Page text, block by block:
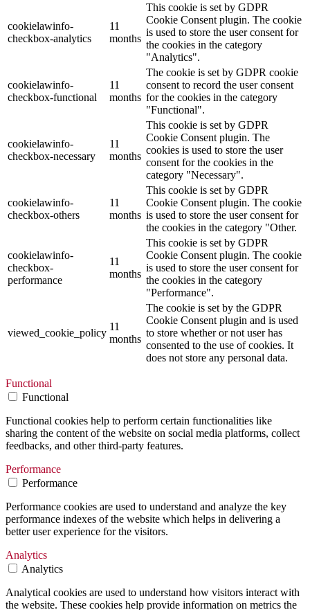
cookielawinfo-
checkbox-analytics
11
months
This cookie is set by GDPR
Cookie Consent plugin. The cookie
is used to store the user consent for
the cookies in the category
"Analytics".
cookielawinfo-
checkbox-functional
11
months
The cookie is set by GDPR cookie
consent to record the user consent
for the cookies in the category
"Functional".
cookielawinfo-
checkbox-necessary
11
months
This cookie is set by GDPR
Cookie Consent plugin. The
cookies is used to store the user
consent for the cookies in the
category "Necessary".
cookielawinfo-
checkbox-others
11
months
This cookie is set by GDPR
Cookie Consent plugin. The cookie
is used to store the user consent for
the cookies in the category "Other.
cookielawinfo-
checkbox-
performance
11
months
This cookie is set by GDPR
Cookie Consent plugin. The cookie
is used to store the user consent for
the cookies in the category
"Performance".
viewed_cookie_policy
11
months
The cookie is set by the GDPR
Cookie Consent plugin and is used
to store whether or not user has
consented to the use of cookies. It
does not store any personal data.
Functional
Functional
Functional cookies help to perform certain functionalities like
sharing the content of the website on social media platforms, collect
feedbacks, and other third-party features.
Performance
Performance
Performance cookies are used to understand and analyze the key
performance indexes of the website which helps in delivering a
better user experience for the visitors.
Analytics
Analytics
Analytical cookies are used to understand how visitors interact with
the website. These cookies help provide information on metrics the